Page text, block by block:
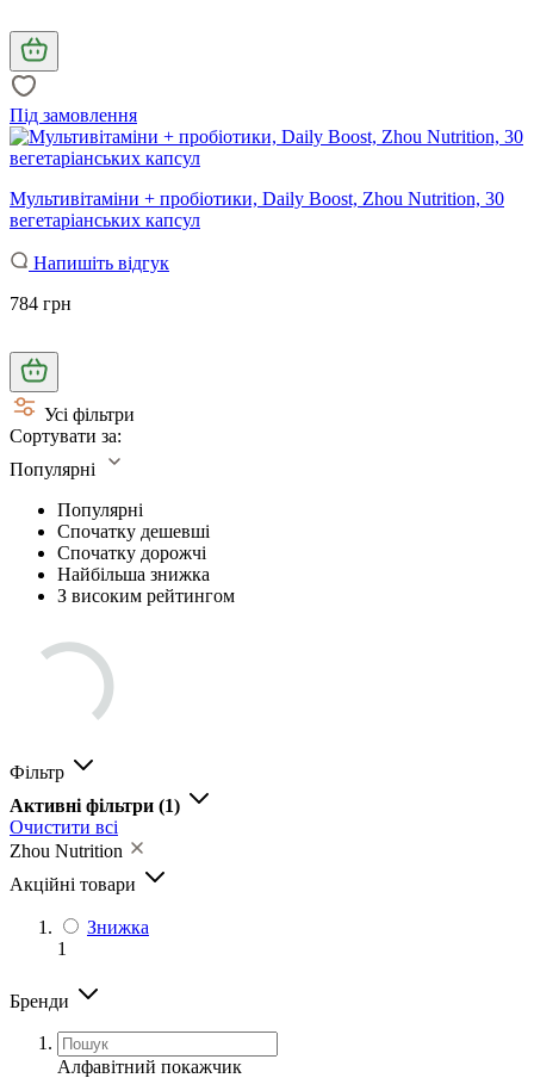
Під замовлення
Мультивітаміни + пробіотики, Daily Boost, Zhou Nutrition, 30
вегетаріанських капсул
Напишіть відгук
784 грн
Усі фільтри
Сортувати за:
Популярні
Популярні
Спочатку дешевші
Спочатку дорожчі
Найбільша знижка
З високим рейтингом
Фільтр
Активні фільтри (1)
Очистити всі
Zhou Nutrition
Акційні товари
Знижка
1
Бренди
Алфавітний покажчик